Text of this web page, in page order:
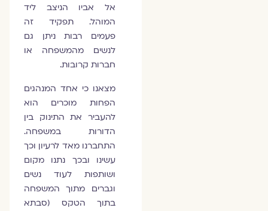
אל אביו הניצב ליד
המוהל. תפקיד זה
פעמים רבות ניתן גם
לנשים מהמשפחה או
חברות קרובות.
מצאנו כי אחד המנהגים
הפחות מוכרים הוא
להעביר את התינוק בין
הדורות במשפחה.
התחברנו מאד לרעיון וכך
עשינו ובכך נתנו מקום
ושותפות לעוד נשים
וגברים מתוך המשפחה
בתוך הטקס (סבתא